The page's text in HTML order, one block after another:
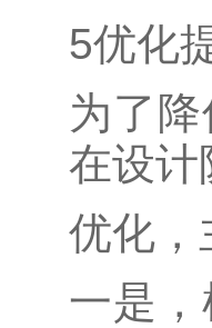
5优化
为了
在设计
优化，
一是